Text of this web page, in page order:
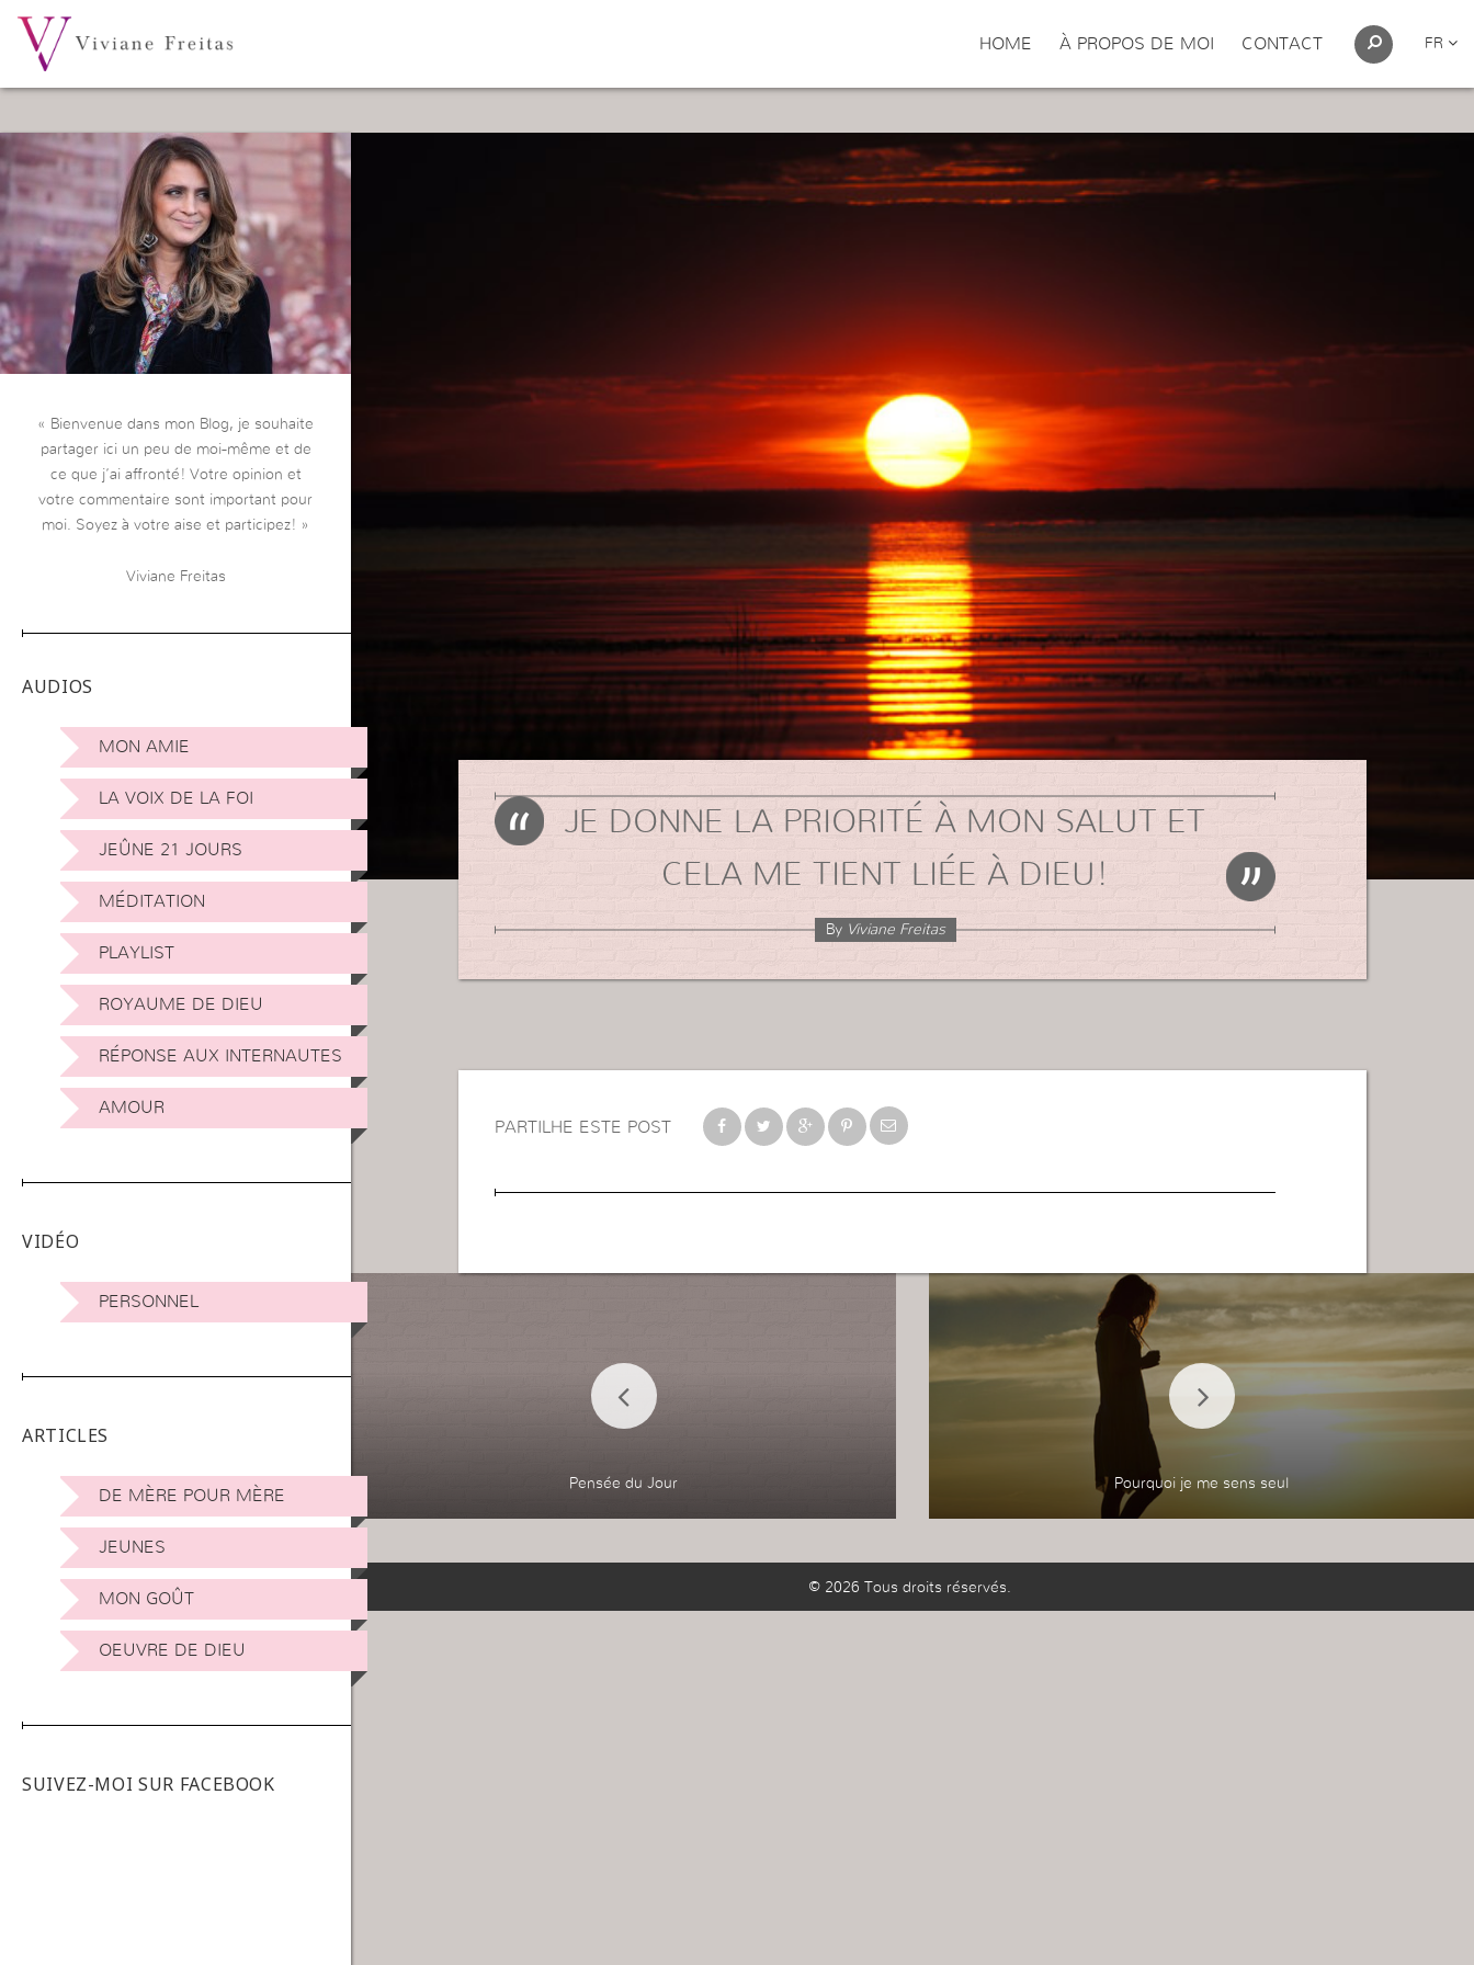
HOME À PROPOS DE MOI CONTACT FR
« Bienvenue dans mon Blog, je souhaite
partager ici un peu de moi-même et de
ce que j’ai affronté! Votre opinion et
votre commentaire sont important pour
moi. Soyez à votre aise et participez! »
Viviane Freitas
AUDIOS
MON AMIE
LA VOIX DE LA FOI
JEÛNE 21 JOURS
MÉDITATION
PLAYLIST
ROYAUME DE DIEU
RÉPONSE AUX INTERNAUTES
AMOUR
VIDÉO
PERSONNEL
ARTICLES
DE MÈRE POUR MÈRE
JEUNES
MON GOÛT
OEUVRE DE DIEU
SUIVEZ-MOI SUR FACEBOOK
JE DONNE LA PRIORITÉ À MON SALUT ET
CELA ME TIENT LIÉE À DIEU!
By Viviane Freitas
PARTILHE ESTE POST
Pensée du Jour Pourquoi je me sens seul
© 2026 Tous droits réservés.